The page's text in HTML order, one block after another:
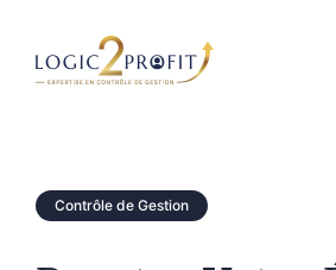
contenu
Contrôle de Gestion